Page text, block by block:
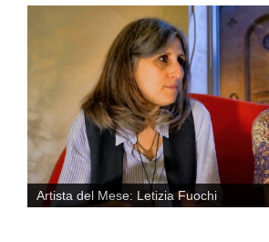
Artista del Mese: Letizia Fuochi